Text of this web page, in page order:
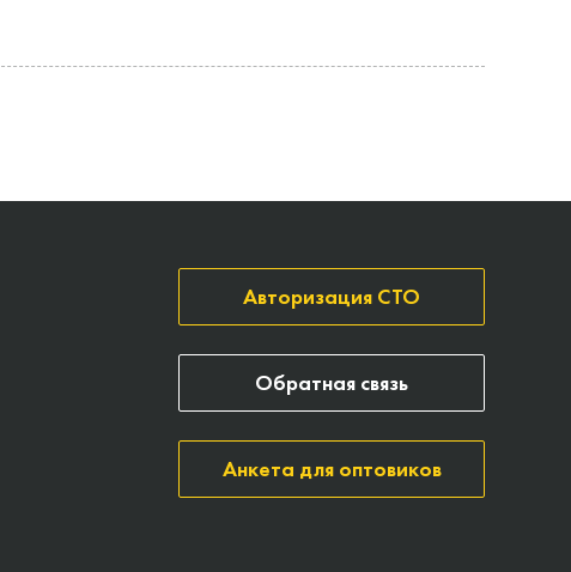
Авторизация СТО
Анкета для оптовиков
Обратная связь